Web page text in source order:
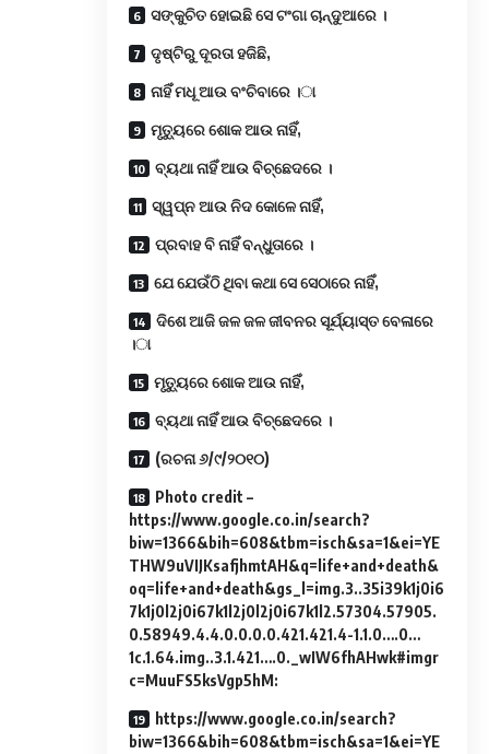
ସଙ୍କୁଚିତ ହୋଇଛି ସେ ଟଂଗା ଚାନ୍ଦୁଆରେ ।
ଦୃଷ୍ଟିରୁ ଦୂରତା ହଜିଛି,
ନାହିଁ ମଧୂ ଆଉ ବଂଚିବାରେ ।ା
ମୃତ୍ୟୁରେ ଶୋକ ଆଉ ନାହିଁ,
ବ୍ୟଥା ନାହିଁ ଆଉ ବିଚ୍ଛେଦରେ ।
ସ୍ୱପ୍ନ ଆଉ ନିଦ କୋଳେ ନାହିଁ,
ପ୍ରବାହ ବି ନାହିଁ ବନ୍ଧୁତାରେ ।
ଯେ ଯେଉଁଠି ଥିବା କଥା ସେ ସେଠାରେ ନାହିଁ,
ଦିଶେ ଆଜି ଜଳ ଜଳ ଜୀବନର ସୂର୍ଯ୍ୟାସ୍ତ ବେଳାରେ
।ା
ମୃତ୍ୟୁରେ ଶୋକ ଆଉ ନାହିଁ,
ବ୍ୟଥା ନାହିଁ ଆଉ ବିଚ୍ଛେଦରେ ।
(ରଚନା ୬/୯/୨୦୧୦)
Photo credit –
https://www.google.co.in/search?
biw=1366&bih=608&tbm=isch&sa=1&ei=YE
THW9uVIJKsafjhmtAH&q=life+and+death&
oq=life+and+death&gs_l=img.3..35i39k1j0i6
7k1j0l2j0i67k1l2j0l2j0i67k1l2.57304.57905.
0.58949.4.4.0.0.0.0.421.421.4-1.1.0….0…
1c.1.64.img..3.1.421….0._wIW6fhAHwk#imgr
c=MuuFS5ksVgp5hM:
https://www.google.co.in/search?
biw=1366&bih=608&tbm=isch&sa=1&ei=YE